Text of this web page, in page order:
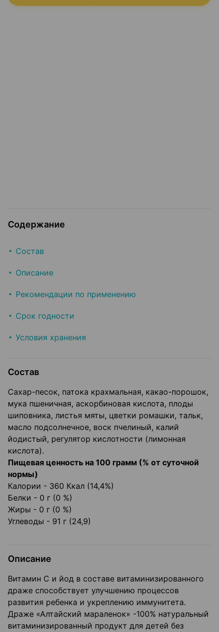
Содержание
Состав
Описание
Рекомендации по применению
Срок годности
Условия хранения
Состав
Сахар-песок, патока крахмальная, какао-порошок,
мука пшеничная, аскорбиновая кислота, плоды
шиповника, листья мяты, цветки ромашки, тальк,
масло подсолнечное, воск пчелиный, калий
йодистый, регулятор кислотности (лимонная
кислота).
Пищевая ценность на 100 грамм (% от суточной
нормы)
Калории - 360 Ккал (14,4%)
Белки - 0 г (0 %)
Жиры - 0 г (0 %)
Углеводы - 91 г (24,9)
Описание
Витамин С и йод в составе витаминизированного
драже способствует улучшению процессов
развития ребенка и укреплению иммунитета.
Драже «Алтайский мараленок» -100% натуральный
витаминизированный продукт для детей без